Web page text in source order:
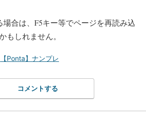
合は、F5キー等でページを再読み込
もしれません。
【Ponta】ナンプレ
コメントする